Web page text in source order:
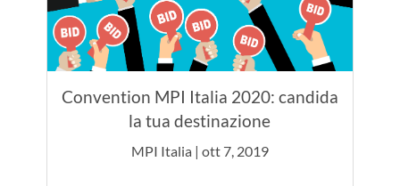
Convention MPI Italia 2020: candida
la tua destinazione
MPI Italia | ott 7, 2019